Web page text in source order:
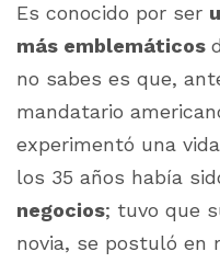
Es conocido por ser
más emblemáticos
no sabes es que,
mandatario
experimentó una
los 35 años había
negocios; tuvo que
novia, se postuló en